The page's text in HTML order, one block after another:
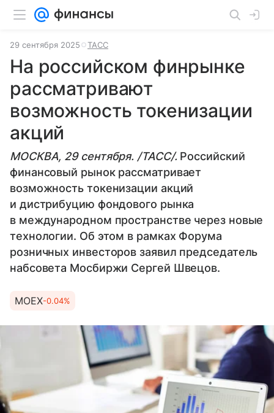
29 сентября 2025 ТАСС
На российском финрынке
рассматривают
возможность токенизации
акций
МОСКВА, 29 сентября. /ТАСС/. Российский
финансовый рынок рассматривает
возможность токенизации акций
и дистрибуцию фондового рынка
в международном пространстве через новые
технологии. Об этом в рамках Форума
розничных инвесторов заявил председатель
набсовета Мосбиржи Сергей Швецов.
MOEX-0.04%